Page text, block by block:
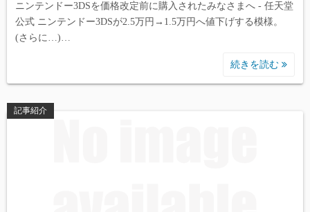
ニンテンドー3DSを価格改定前に購入されたみなさまへ - 任天堂
公式 ニンテンドー3DSが2.5万円→1.5万円へ値下げする模様。
(さらに…)…
続きを読む
記事紹介